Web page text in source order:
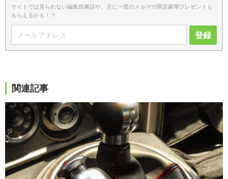
サイトでは見られない編集部裏話や、月に一度のメルマガ限定豪華プレゼントも
もらえるかも！？
登録
関連記事